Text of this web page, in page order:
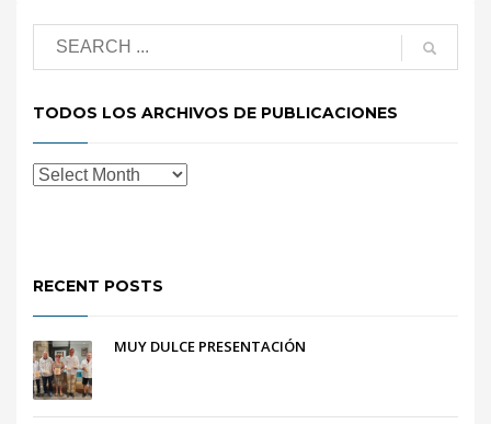
TODOS LOS ARCHIVOS DE PUBLICACIONES
RECENT POSTS
MUY DULCE PRESENTACIÓN